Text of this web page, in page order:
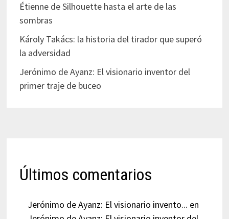
Étienne de Silhouette hasta el arte de las
sombras
Károly Takács: la historia del tirador que superó
la adversidad
Jerónimo de Ayanz: El visionario inventor del
primer traje de buceo
Últimos comentarios
Jerónimo de Ayanz: El visionario invento... en